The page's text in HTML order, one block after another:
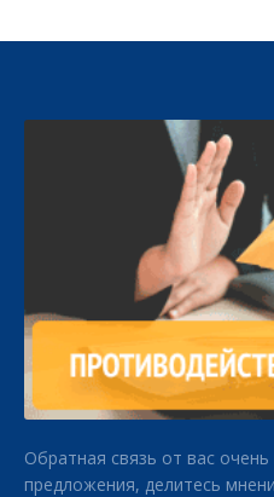
Обратная связь от вас
предложения, делитесь